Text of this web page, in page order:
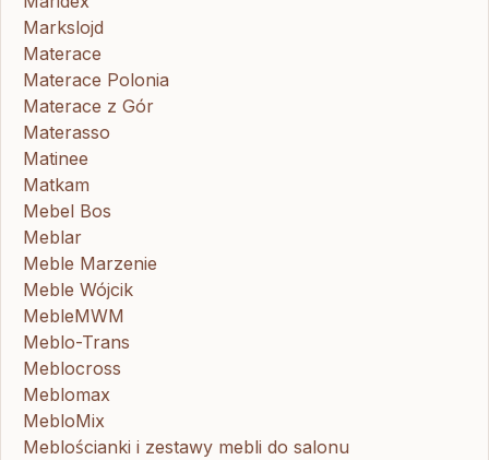
Markslojd
Materace
Materace Polonia
Materace z Gór
Materasso
Matinee
Matkam
Mebel Bos
Meblar
Meble Marzenie
Meble Wójcik
MebleMWM
Meblo-Trans
Meblocross
Meblomax
MebloMix
Meblościanki i zestawy mebli do salonu